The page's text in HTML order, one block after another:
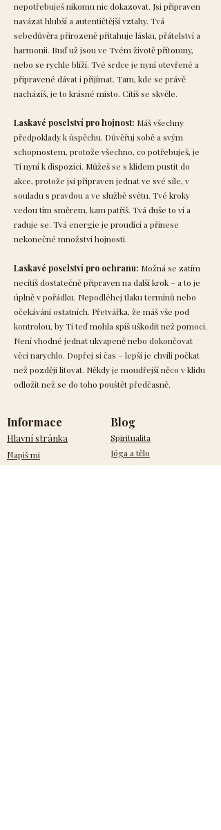
nepotřebuješ nikomu nic dokazovat. Jsi připraven
navázat hlubší a autentičtější vztahy. Tvá
sebedůvěra přirozeně přitahuje lásku, přátelství a
harmonii. Buď už jsou ve Tvém životě přítomny,
nebo se rychle blíží. Tvé srdce je nyní otevřené a
připravené dávat i přijímat. Tam, kde se právě
nacházíš, je to krásné místo. Cítíš se skvěle.
Laskavé poselství pro hojnost: Máš všechny
předpoklady k úspěchu. Důvěřuj sobě a svým
schopnostem, protože všechno, co potřebuješ, je
Ti nyní k dispozici. Můžeš se s klidem pustit do
akce, protože jsi připraven jednat ve své síle, v
souladu s pravdou a ve službě světu. Tvé kroky
vedou tím směrem, kam patříš. Tvá duše to ví a
raduje se. Tvá energie je proudící a přinese
nekonečné množství hojnosti.
Laskavé poselství pro ochranu: Možná se zatím
necítíš dostatečně připraven na další krok – a to je
úplně v pořádku. Nepodléhej tlaku termínů nebo
očekávání ostatních. Přetvářka, že máš vše pod
kontrolou, by Ti teď mohla spíš uškodit než pomoci.
Není vhodné jednat ukvapeně nebo dokončovat
věci narychlo. Dopřej si čas – lepší je chvíli počkat
než později litovat. Někdy je moudřejší něco v klidu
odložit než se do toho pouštět předčasně.
Informace
Hlavní stránka
Napiš mi
Blog
Spiritualita
Jóga a tělo
Vztahy